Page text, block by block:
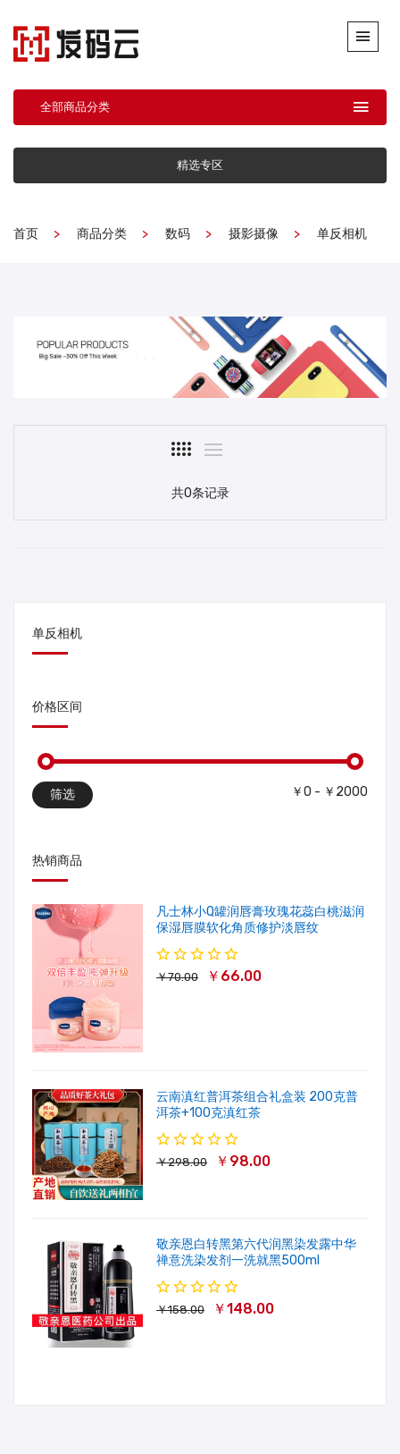
全部商品分类
精选专区
首页 商品分类 数码 摄影摄像 单反相机
共0条记录
单反相机
价格区间
筛选 ￥0 - ￥2000
热销商品
凡士林小Q罐润唇膏玫瑰花蕊白桃滋润
保湿唇膜软化角质修护淡唇纹
￥70.00 ￥66.00
云南滇红普洱茶组合礼盒装 200克普
洱茶+100克滇红茶
￥298.00 ￥98.00
敬亲恩白转黑第六代润黑染发露中华
禅意洗染发剂一洗就黑500ml
￥158.00 ￥148.00